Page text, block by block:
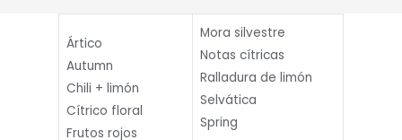
Ártico
Autumn
Chili + limón
Cítrico floral
Frutos rojos
Mora silvestre
Notas cítricas
Ralladura de limón
Selvática
Spring